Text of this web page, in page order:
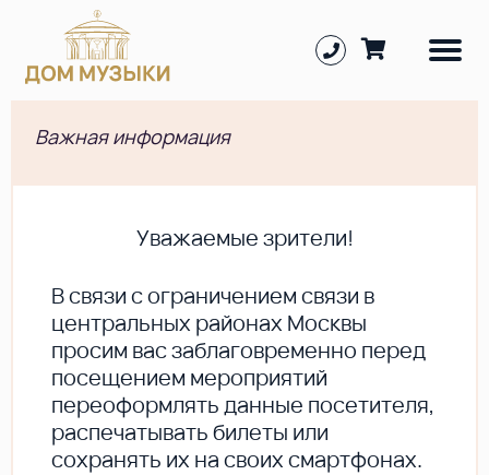
Важная информация
Уважаемые зрители!
В cвязи с ограничением связи в
центральных районах Москвы
просим вас заблаговременно перед
посещением мероприятий
переоформлять данные посетителя,
распечатывать билеты или
сохранять их на своих смартфонах.